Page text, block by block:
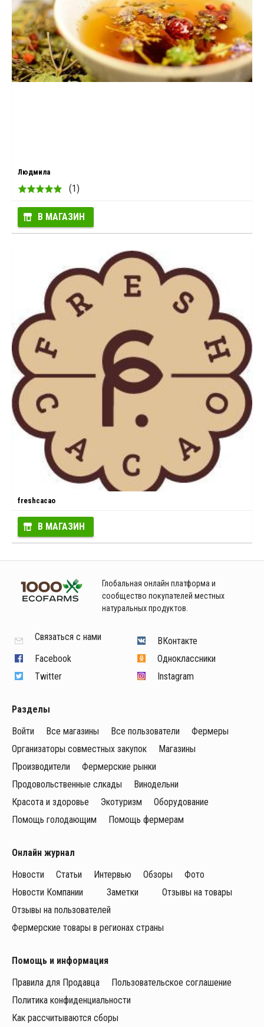
Людмила
(1)
В МАГАЗИН
freshcacao
В МАГАЗИН
Глобальная онлайн платформа и
сообщество покупателей местных
натуральных продуктов.
Связаться с нами
Facebook
Twitter
ВКонтакте
Одноклассники
Instagram
Разделы
Войти
Все магазины Все пользователи
Фермеры
Организаторы совместных закупок
Магазины
Производители
Фермерские рынки
Продовольственные слкады
Винодельни
Красота и здоровье
Экотуризм
Оборудование
Помощь голодающим
Помощь фермерам
Онлайн журнал
Новости
Статьи Интервью Обзоры
Фото
Новости Компании
Заметки
Отзывы на товары
Отзывы на пользователей
Фермерские товары в регионах страны
Помощь и информация
Правила для Продавца
Пользовательское соглашение
Политика конфиденциальности
Как рассчитываются сборы